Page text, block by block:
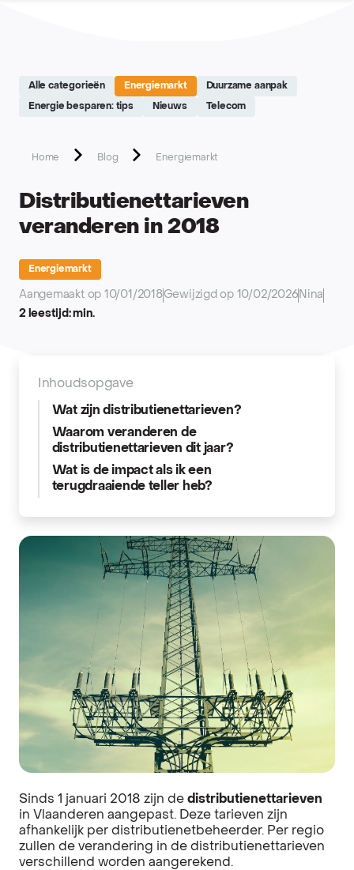
Alle categorieën Energiemarkt Duurzame aanpak
Energie besparen: tips Nieuws Telecom
Home Blog Energiemarkt
Distributienettarieven
veranderen in 2018
Energiemarkt
Aangemaakt op 10/01/2018Gewijzigd op 10/02/2026 Nina
2 leestijd: min.
Inhoudsopgave
Wat zijn distributienettarieven?
Waarom veranderen de
distributienettarieven dit jaar?
Wat is de impact als ik een
terugdraaiende teller heb?
Sinds 1 januari 2018 zijn de distributienettarieven
in Vlaanderen aangepast. Deze tarieven zijn
afhankelijk per distributienetbeheerder. Per regio
zullen de verandering in de distributienettarieven
verschillend worden aangerekend.